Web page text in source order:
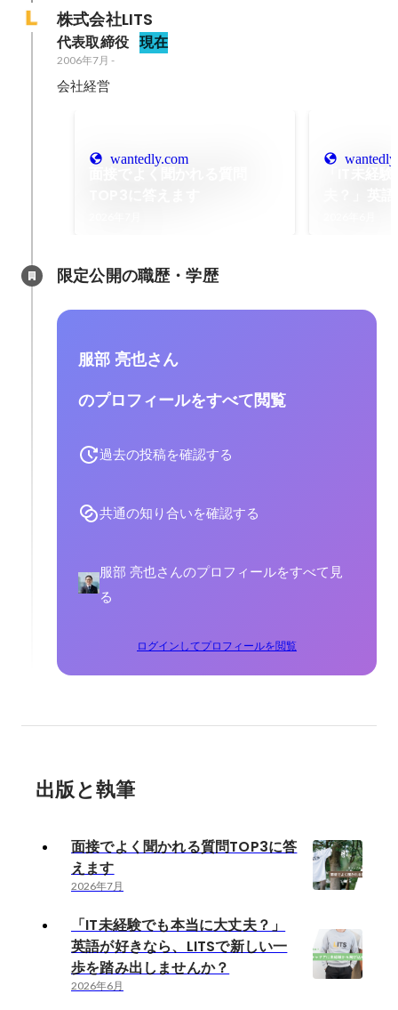
株式会社LITS
代表取締役 現在
2006年7月 -
会社経営
wantedly.com
限定公開の職歴・学歴
服部 亮也さん
のプロフィールをすべて閲覧
過去の投稿を確認する
共通の知り合いを確認する
服部 亮也さんのプロフィールをすべて見
る
ログインしてプロフィールを閲覧
出版と執筆
面接でよく聞かれる質問TOP3に答
えます
2026年7月
「IT未経験でも本当に大丈夫？」
英語が好きなら、LITSで新しい一
歩を踏み出しませんか？
2026年6月